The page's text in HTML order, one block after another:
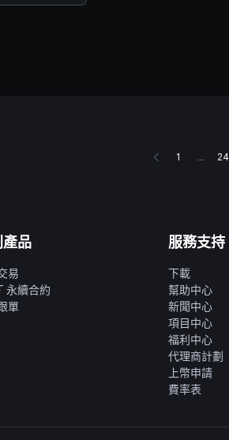
1 ... 24
品
易
永續合約
單
服務支持
下載
幫助中心
新聞中心
項目中心
福利中心
代理商計劃
上幣申請
費率表